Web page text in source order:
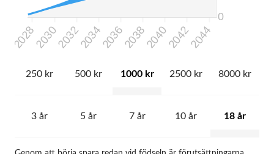
250 kr 500 kr 1000 kr 2500 kr 8000 kr
3 år 5 år 7 år 10 år 18 år